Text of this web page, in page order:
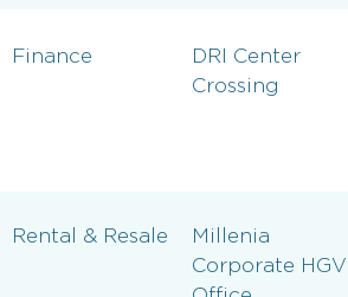
Finance
DRI Center
Crossing
Rental & Resale
Millenia
Corporate HGV